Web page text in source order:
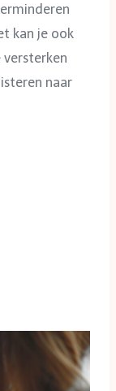
kan je ook
naar